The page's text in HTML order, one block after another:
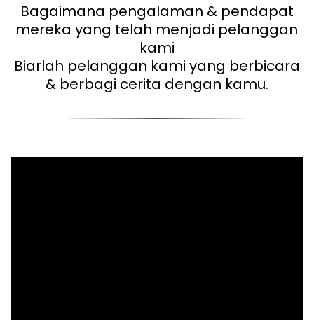
Bagaimana pengalaman & pendapat
mereka yang telah menjadi pelanggan
kami
Biarlah pelanggan kami yang berbicara
& berbagi cerita dengan kamu.